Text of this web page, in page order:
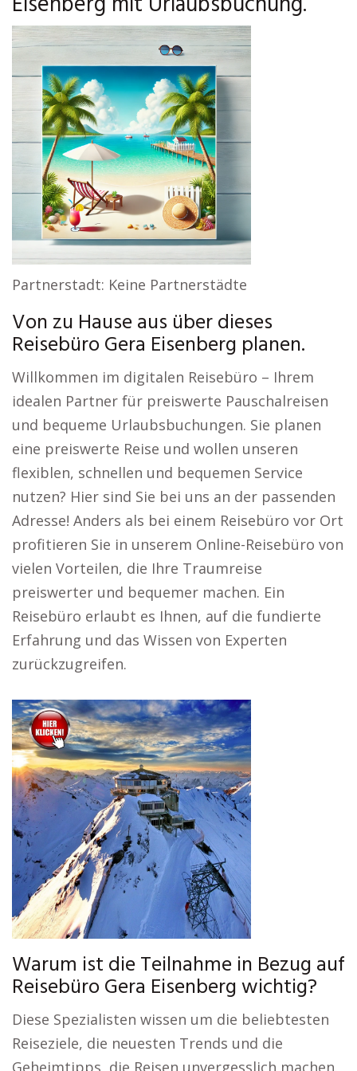
Partnerstadt: Keine Partnerstädte
Von zu Hause aus über dieses
Reisebüro Gera Eisenberg planen.
Willkommen im digitalen Reisebüro – Ihrem
idealen Partner für preiswerte Pauschalreisen
und bequeme Urlaubsbuchungen. Sie planen
eine preiswerte Reise und wollen unseren
flexiblen, schnellen und bequemen Service
nutzen? Hier sind Sie bei uns an der passenden
Adresse! Anders als bei einem Reisebüro vor Ort
profitieren Sie in unserem Online-Reisebüro von
vielen Vorteilen, die Ihre Traumreise
preiswerter und bequemer machen. Ein
Reisebüro erlaubt es Ihnen, auf die fundierte
Erfahrung und das Wissen von Experten
zurückzugreifen.
Warum ist die Teilnahme in Bezug auf
Reisebüro Gera Eisenberg wichtig?
Diese Spezialisten wissen um die beliebtesten
Reiseziele, die neuesten Trends und die
Geheimtipps, die Reisen unvergesslich machen.